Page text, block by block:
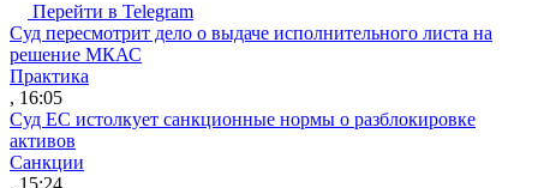
Перейти в Telegram
Суд пересмотрит дело о выдаче исполнительного листа на
решение МКАС
Практика
, 16:05
Суд ЕС истолкует санкционные нормы о разблокировке
активов
Санкции
, 15:24